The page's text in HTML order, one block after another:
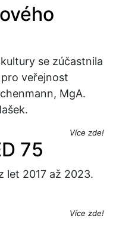
se zúčastnila
veřejnost
MgA.
Více zde!
75
let 2017 až 2023.
Více zde!